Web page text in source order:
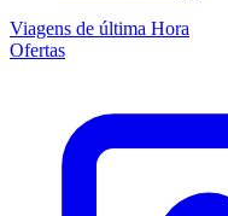
Viagens de última Hora
Ofertas